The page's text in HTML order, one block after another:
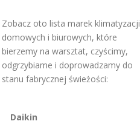
Zobacz oto lista marek klimatyzacji
domowych i biurowych, które
bierzemy na warsztat, czyścimy,
odgrzybiame i doprowadzamy do
stanu fabrycznej świeżości:
Daikin